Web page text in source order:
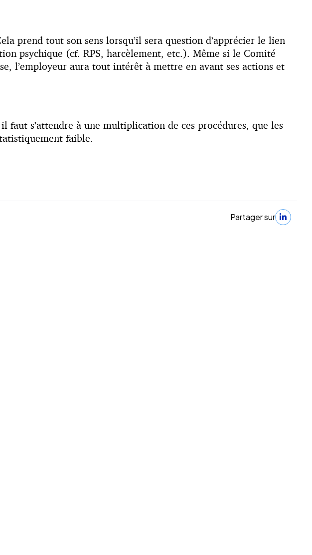
prend tout son sens lorsqu’il sera question d’apprécier le lien
psychique (cf. RPS, harcèlement, etc.). Même si le Comité
l’employeur aura tout intérêt à mettre en avant ses actions et
faut s’attendre à une multiplication de ces procédures, que les
faible.
Partager sur